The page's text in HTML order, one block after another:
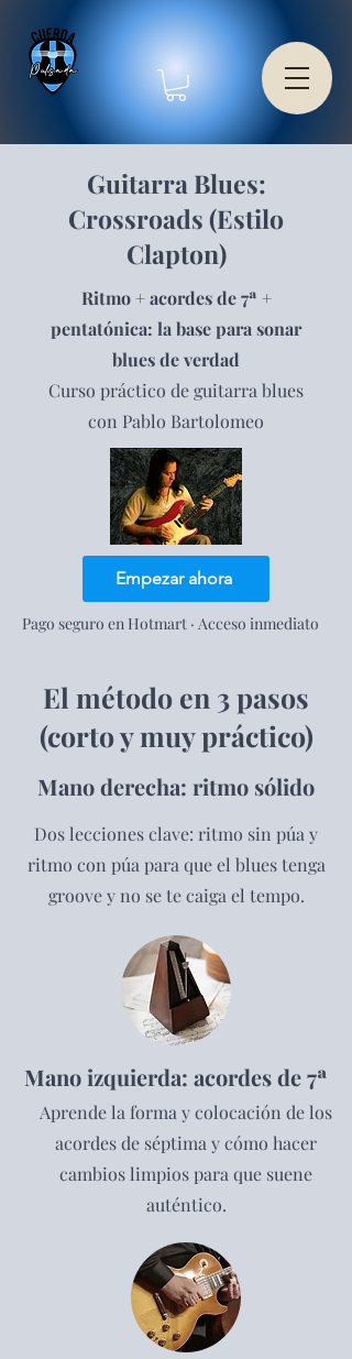
Guitarra Blues:
Crossroads (Estilo
Clapton)
Ritmo + acordes de 7ª +
pentatónica: la base para sonar
blues de verdad
Curso práctico de guitarra blues
con Pablo Bartolomeo
Empezar ahora
Pago seguro en Hotmart · Acceso inmediato
El método en 3 pasos
(corto y muy práctico)
Mano derecha: ritmo sólido
Dos lecciones clave: ritmo sin púa y
ritmo con púa para que el blues tenga
groove y no se te caiga el tempo.
Mano izquierda: acordes de 7ª
Aprende la forma y colocación de los
acordes de séptima y cómo hacer
cambios limpios para que suene
auténtico.